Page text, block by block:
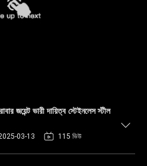
জয়েন্ট ভারী দায়িত্ব স্টেইনলেস স্টীল
03-13 115 ভিউ